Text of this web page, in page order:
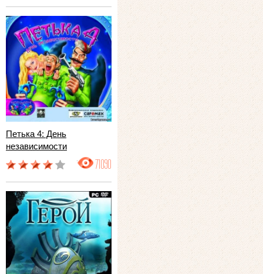
Петька 4: День
независимости
71090